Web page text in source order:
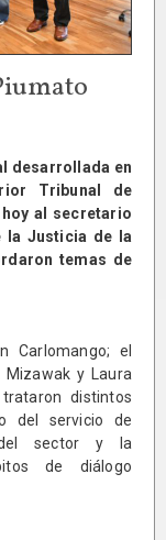
desarrollada en
Tribunal de
al secretario
la Justicia de la
temas de
Carlomango; el
Mizawak y Laura
distintos
del servicio de
del sector y la
de diálogo